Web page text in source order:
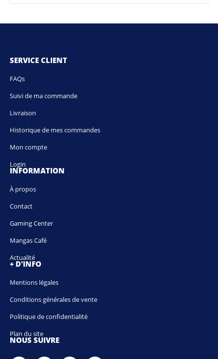
SERVICE CLIENT
FAQs
Suivi de ma commande
Livraison
Historique de mes commandes
Mon compte
Login
INFORMATION
À propos
Contact
Gaming Center
Mangas Café
Actualité
+ D'INFO
Mentions légales
Conditions générales de vente
Politique de confidentialité
Plan du site
NOUS SUIVRE